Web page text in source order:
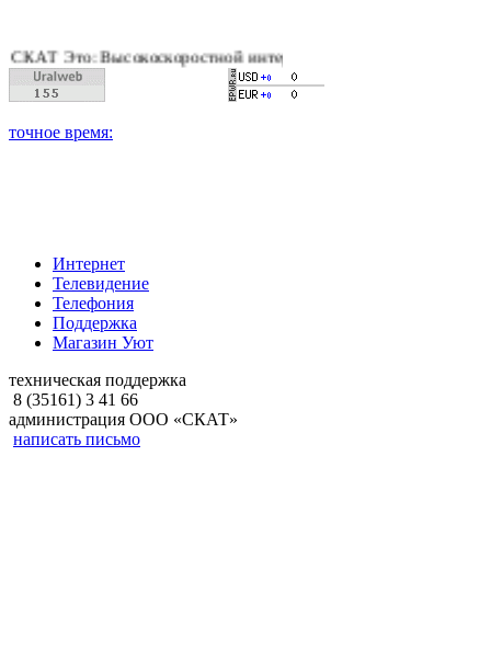
Это: Высокоскоростной интернет, качественное цифровое и
Интернет
Телевидение
Телефония
Поддержка
Магазин Уют
техническая поддержка
8 (35161) 3 41 66
администрация ООО «СКАТ»
написать письмо